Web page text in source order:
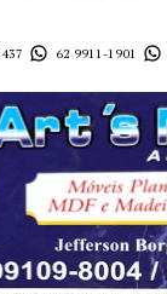
62 9911-1901